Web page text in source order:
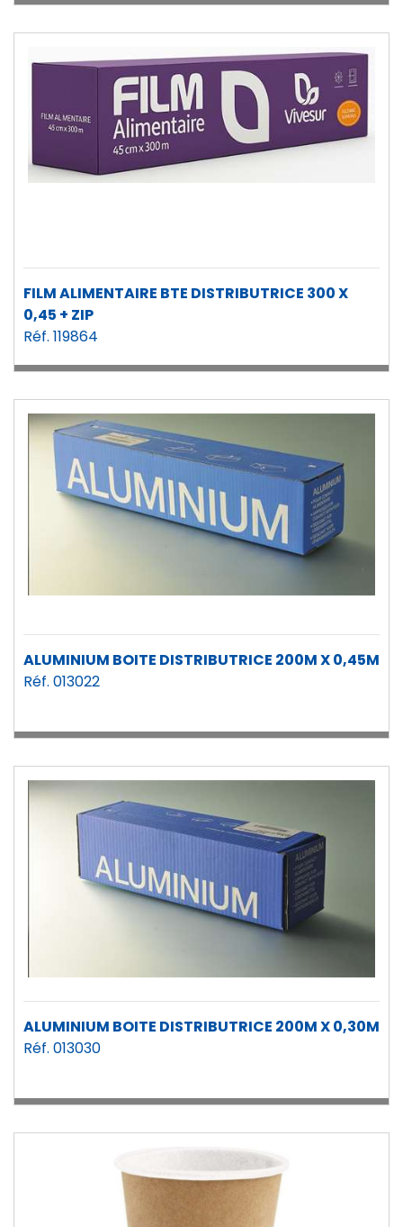
FILM ALIMENTAIRE BTE DISTRIBUTRICE 300 X
0,45 + ZIP
Réf. 119864
ALUMINIUM BOITE DISTRIBUTRICE 200M X 0,45M
Réf. 013022
ALUMINIUM BOITE DISTRIBUTRICE 200M X 0,30M
Réf. 013030